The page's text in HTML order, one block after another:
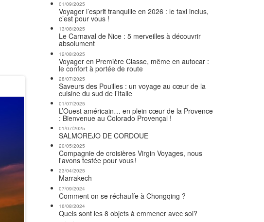
01/09/2025
Voyager l’esprit tranquille en 2026 : le taxi inclus,
c’est pour vous !
13/08/2025
Le Carnaval de Nice : 5 merveilles à découvrir
absolument
12/08/2025
Voyager en Première Classe, même en autocar :
le confort à portée de route
28/07/2025
Saveurs des Pouilles : un voyage au cœur de la
cuisine du sud de l’Italie
01/07/2025
L’Ouest américain… en plein cœur de la Provence
: Bienvenue au Colorado Provençal !
01/07/2025
SALMOREJO DE CORDOUE
20/05/2025
Compagnie de croisières Virgin Voyages, nous
l'avons testée pour vous !
23/04/2025
Marrakech
07/09/2024
Comment on se réchauffe à Chongqing ?
16/08/2024
Quels sont les 8 objets à emmener avec soi?